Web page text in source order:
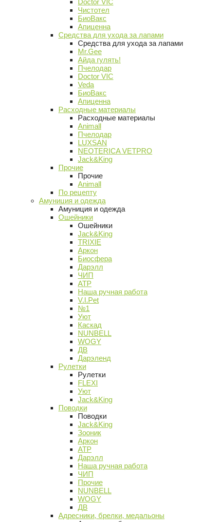
Doctor VIC
Чистотел
БиоВакс
Апиценна
Средства для ухода за лапами
Средства для ухода за лапами
Mr.Gee
Айда гулять!
Пчелодар
Doctor VIC
Veda
БиоВакс
Апиценна
Расходные материалы
Расходные материалы
Animall
Пчелодар
LUXSAN
NEOTERICA VETPRO
Jack&King
Прочие
Прочие
Animall
По рецепту
Амуниция и одежда
Амуниция и одежда
Ошейники
Ошейники
Jack&King
TRIXIE
Аркон
Биосфера
Дарэлл
ЧИП
АТР
Наша ручная работа
V.I.Pet
№1
Уют
Каскад
NUNBELL
WOGY
ДВ
Дарэленд
Рулетки
Рулетки
FLEXI
Уют
Jack&King
Поводки
Поводки
Jack&King
Зооник
Аркон
АТР
Дарэлл
Наша ручная работа
ЧИП
Прочие
NUNBELL
WOGY
ДВ
Адресники, брелки, медальоны